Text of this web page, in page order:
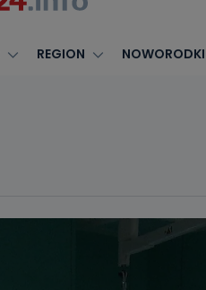
REGION NOWORODKI